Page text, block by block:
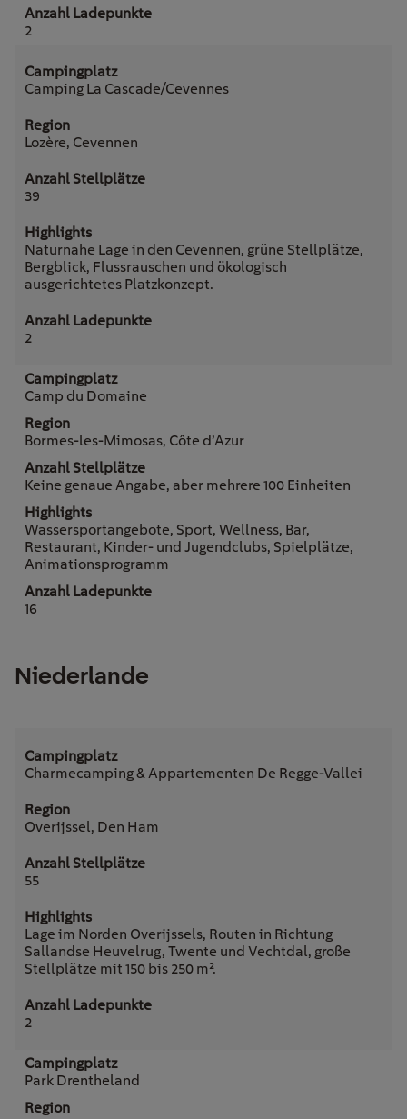
2
Camping La Cascade/Cevennes
Lozère, Cevennen
39
Naturnahe Lage in den Cevennen, grüne Stellplätze,
Bergblick, Flussrauschen und ökologisch
ausgerichtetes Platzkonzept.
2
Camp du Domaine
Bormes-les-Mimosas, Côte d’Azur
Keine genaue Angabe, aber mehrere 100 Einheiten
Wassersportangebote, Sport, Wellness, Bar,
Restaurant, Kinder- und Jugendclubs, Spielplätze,
Animationsprogramm
16
Niederlande
Charmecamping & Appartementen De Regge-Vallei
Overijssel, Den Ham
55
Lage im Norden Overijssels, Routen in Richtung
Sallandse Heuvelrug, Twente und Vechtdal, große
Stellplätze mit 150 bis 250 m².
2
Park Drentheland